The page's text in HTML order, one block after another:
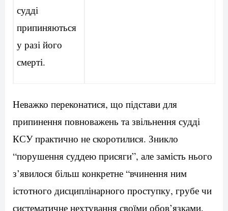
судді
припиняються
у разі його
смерті.
Неважко переконатися, що підстави для
припинення повноважень та звільнення судді
КСУ практично не скоротилися. Зникло
“порушення суддею присяги”, але замість нього
з’явилося більш конкретне “вчинення ним
істотного дисциплінарного проступку, грубе чи
систематичне нехтування своїми обов’язками,